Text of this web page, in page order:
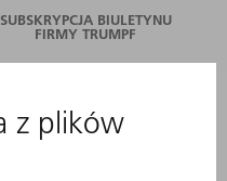
SUBSKRYPCJA BIULETYNU
FIRMY TRUMPF